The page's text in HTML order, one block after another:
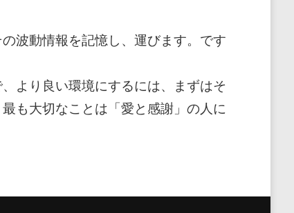
波動情報を記憶し、運びます。です
より良い環境にするには、まずはそ
も大切なことは「愛と感謝」の人に